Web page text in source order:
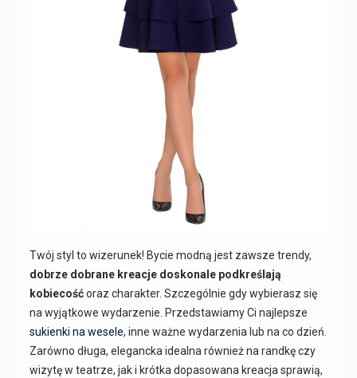
Twój styl to wizerunek! Bycie modną jest zawsze trendy,
dobrze dobrane kreacje doskonale podkreślają
kobiecośćoraz charakter. Szczególnie gdy wybierasz się
na wyjątkowe wydarzenie. Przedstawiamy Ci najlepsze
sukienki na wesele, inne ważne wydarzenia lub na co dzień.
Zarówno długa, elegancka idealna również na randkę czy
wizytę w teatrze, jak i krótka dopasowana kreacja sprawią,